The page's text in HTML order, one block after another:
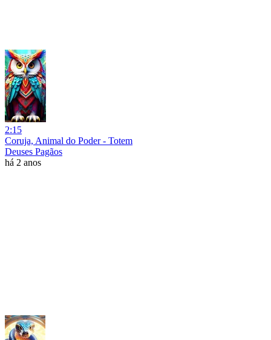
2:15
Coruja, Animal do Poder - Totem
Deuses Pagãos
há 2 anos